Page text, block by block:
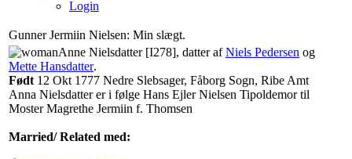
Login
Gunner Jermiin Nielsen: Min slægt.
‎Anne Nielsdatter‏‎ [I278]‎, datter afNiels Pedersen og
Mette Hansdatter‏.
Født ‎12 Okt 1777 Nedre Slebsager, Fåborg Sogn, Ribe Amt‎
Anna Nielsdatter er i følge Hans Ejler Nielsen Tipoldemor til
Moster Magrethe Jermiin f. Thomsen
Married/ Related med: